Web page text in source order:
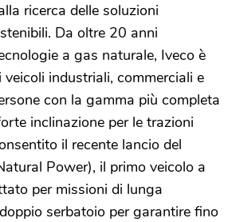
ricerca delle soluzioni
Da oltre 20 anni
a gas naturale, Iveco è
industriali, commerciali e
con la gamma più completa
inclinazione per le trazioni
il recente lancio del
Power), il primo veicolo a
per missioni di lunga
serbatoio per garantire fino